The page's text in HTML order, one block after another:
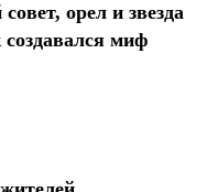
орел и звезда
миф